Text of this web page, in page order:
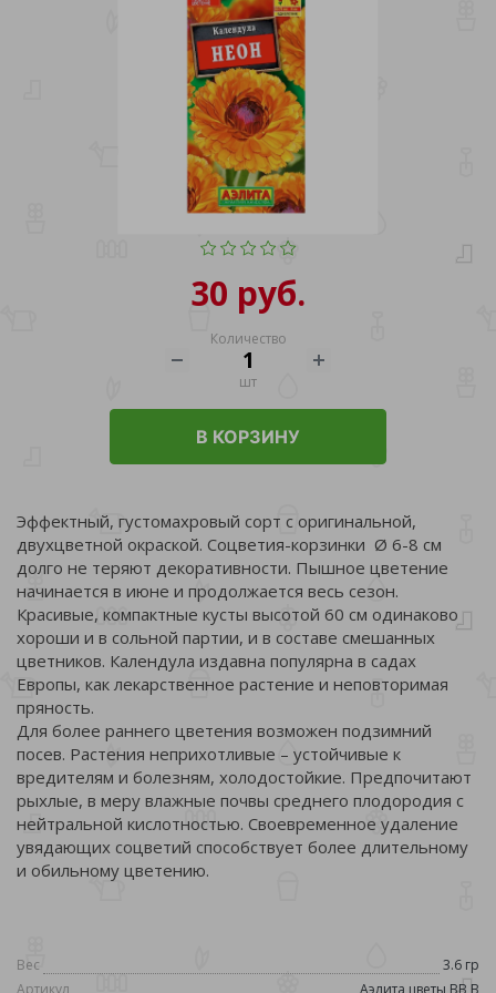
30 руб.
Количество
шт
В КОРЗИНУ
Эффектный, густомахровый сорт с оригинальной,
двухцветной окраской. Соцветия-корзинки Ø 6-8 см
долго не теряют декоративности. Пышное цветение
начинается в июне и продолжается весь сезон.
Красивые, компактные кусты высотой 60 см одинаково
хороши и в сольной партии, и в составе смешанных
цветников. Календула издавна популярна в садах
Европы, как лекарственное растение и неповторимая
пряность.
Для более раннего цветения возможен подзимний
посев. Растения неприхотливые – устойчивые к
вредителям и болезням, холодостойкие. Предпочитают
рыхлые, в меру влажные почвы среднего плодородия с
нейтральной кислотностью. Своевременное удаление
увядающих соцветий способствует более длительному
и обильному цветению.
Вес
3.6 гр